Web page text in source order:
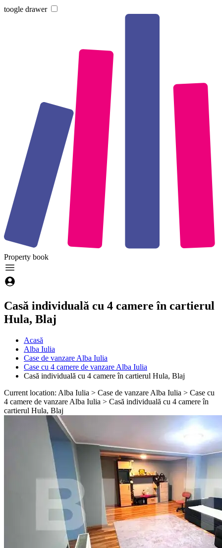
toogle drawer
Property book
Casă individuală cu 4 camere în cartierul
Hula, Blaj
Acasă
Alba Iulia
Case de vanzare Alba Iulia
Case cu 4 camere de vanzare Alba Iulia
Casă individuală cu 4 camere în cartierul Hula, Blaj
Current location: Alba Iulia > Case de vanzare Alba Iulia > Case cu
4 camere de vanzare Alba Iulia > Casă individuală cu 4 camere în
cartierul Hula, Blaj